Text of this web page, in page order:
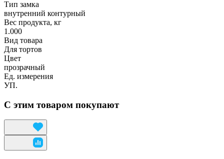
Тип замка
внутренний контурный
Вес продукта, кг
1.000
Вид товара
Для тортов
Цвет
прозрачный
Ед. измерения
УП.
С этим товаром покупают